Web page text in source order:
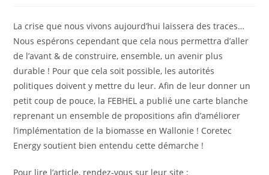
La crise que nous vivons aujourd’hui laissera des traces…
Nous espérons cependant que cela nous permettra d’aller
de l’avant & de construire, ensemble, un avenir plus
durable ! Pour que cela soit possible, les autorités
politiques doivent y mettre du leur. Afin de leur donner un
petit coup de pouce, la FEBHEL a publié une carte blanche
reprenant un ensemble de propositions afin d’améliorer
l’implémentation de la biomasse en Wallonie ! Coretec
Energy soutient bien entendu cette démarche !
Pour lire l’article, rendez-vous sur leur site :